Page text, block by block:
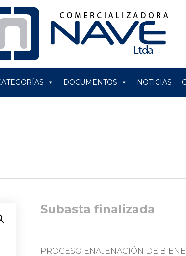
DOCUMENTOS NOTICIAS
Subasta finalizada
PROCESO ENAJENACIÓN DE